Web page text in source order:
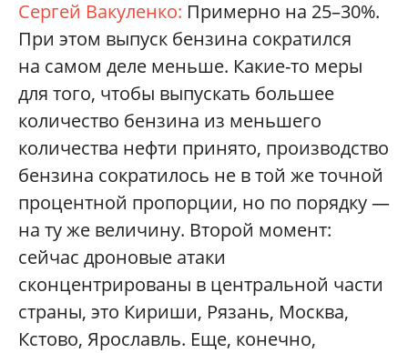
Сергей Вакуленко: Примерно на 25–30%.
При этом выпуск бензина сократился
на самом деле меньше. Какие-то меры
для того, чтобы выпускать большее
количество бензина из меньшего
количества нефти принято, производство
бензина сократилось не в той же точной
процентной пропорции, но по порядку —
на ту же величину. Второй момент:
сейчас дроновые атаки
сконцентрированы в центральной части
страны, это Кириши, Рязань, Москва,
Кстово, Ярославль. Еще, конечно,